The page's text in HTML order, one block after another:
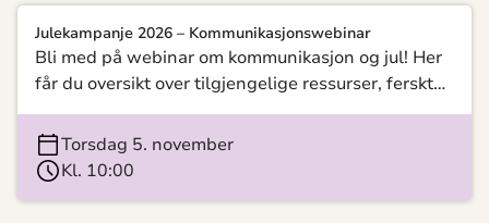
opptak.
Julekampanje 2026 – Kommunikasjonswebinar
Bli med på webinar om kommunikasjon og jul! Her
får du oversikt over tilgjengelige ressurser, ferskt
påfyll av inspirasjon, og idéer rundt
kommunikasjonsarbeidet om jul og advent. Følg
direkte eller se opptak.
torsdag 5. november
Kl. 10:00